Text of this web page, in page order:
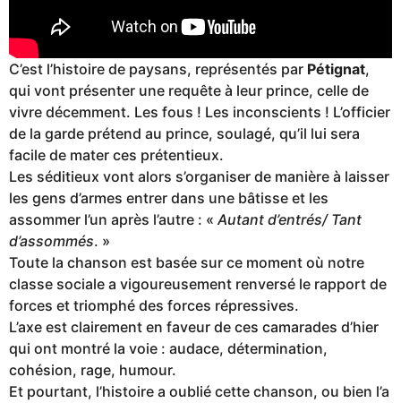
C’est l’histoire de paysans, représentés par Pétignat,
qui vont présenter une requête à leur prince, celle de
vivre décemment. Les fous ! Les inconscients ! L’officier
de la garde prétend au prince, soulagé, qu’il lui sera
facile de mater ces prétentieux.
Les séditieux vont alors s’organiser de manière à laisser
les gens d’armes entrer dans une bâtisse et les
assommer l’un après l’autre : «Autant d’entrés/ Tant
d’assommés. »
Toute la chanson est basée sur ce moment où notre
classe sociale a vigoureusement renversé le rapport de
forces et triomphé des forces répressives.
L’axe est clairement en faveur de ces camarades d’hier
qui ont montré la voie : audace, détermination,
cohésion, rage, humour.
Et pourtant, l’histoire a oublié cette chanson, ou bien l’a